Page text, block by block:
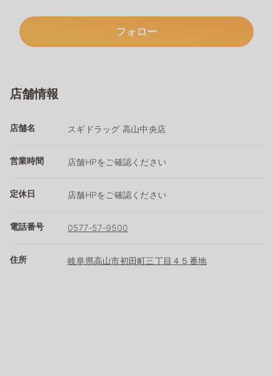
フォロー
店舗情報
店舗名 スギドラッグ 高山中央店
営業時間 店舗HPをご確認ください
定休日 店舗HPをご確認ください
電話番号 0577-57-9500
住所 岐阜県高山市初田町三丁目４５番地